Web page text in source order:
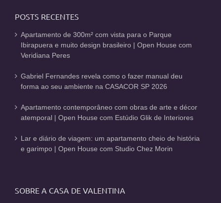
POSTS RECENTES
Apartamento de 300m² com vista para o Parque
Ibirapuera e muito design brasileiro | Open House com
Veridiana Peres
Gabriel Fernandes revela como o fazer manual deu
forma ao seu ambiente na CASACOR SP 2026
Apartamento contemporâneo com obras de arte e décor
atemporal | Open House com Estúdio Glik de Interiores
Lar e diário de viagem: um apartamento cheio de história
e garimpo | Open House com Studio Chez Morin
SOBRE A CASA DE VALENTINA